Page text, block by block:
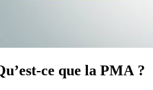
ce que la PMA ?